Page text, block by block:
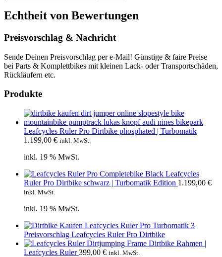
Echtheit von Bewertungen
Preisvorschlag & Nachricht
Sende Deinen Preisvorschlag per e-Mail! Günstige & faire Preise
bei Parts & Komplettbikes mit kleinen Lack- oder Transportschäden,
Rückläufern etc.
Produkte
Leafcycles Ruler Pro Dirtbike phosphated | Turbomatik
1.199,00 € inkl. MwSt.
inkl. 19 % MwSt.
Leafcycles
Ruler Pro Dirtbike schwarz | Turbomatik Edition 1.199,00 €
inkl. MwSt.
inkl. 19 % MwSt.
Preisvorschlag Leafcycles Ruler Pro Dirtbike
Dirtbike Rahmen |
Leafcycles Ruler 399,00 € inkl. MwSt.